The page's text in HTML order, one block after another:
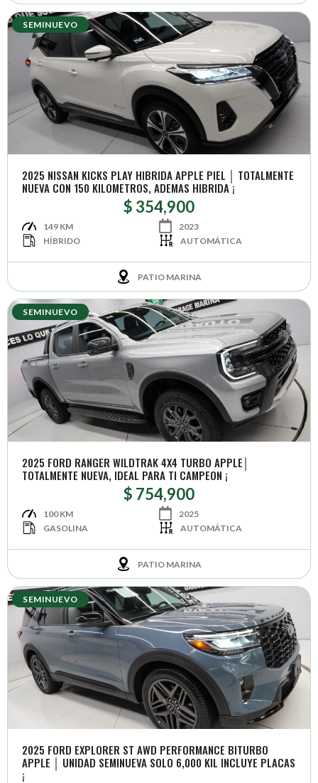
SEMINUEVO
2025 NISSAN KICKS PLAY HIBRIDA APPLE PIEL │ TOTALMENTE
NUEVA CON 150 KILOMETROS, ADEMAS HIBRIDA ¡
$ 354,900
149 KM
2023
HÍBRIDO
AUTOMÁTICA
PATIO MARINA
SEMINUEVO
2025 FORD RANGER WILDTRAK 4X4 TURBO APPLE│
TOTALMENTE NUEVA, IDEAL PARA TI CAMPEON ¡
$ 754,900
100 KM
2025
GASOLINA
AUTOMÁTICA
PATIO MARINA
SEMINUEVO
2025 FORD EXPLORER ST AWD PERFORMANCE BITURBO
APPLE │ UNIDAD SEMINUEVA SOLO 6,000 KIL INCLUYE PLACAS
¡